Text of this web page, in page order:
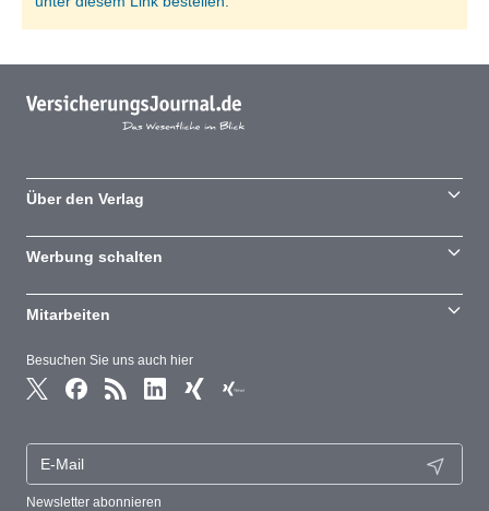
Besuchen Sie uns auch hier
Newsletter abonnieren
Über den Verlag
Werbung schalten
Mitarbeiten